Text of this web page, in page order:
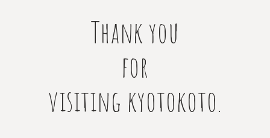
Thank you
for
visiting kyotokoto.